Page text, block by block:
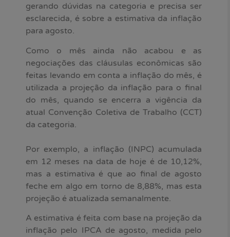
gerando dúvidas na categoria e precisa ser
esclarecida, é sobre a estimativa da inflação
para agosto.
Como o mês ainda não acabou e as
negociações das cláusulas econômicas são
feitas levando em conta a inflação do mês, é
utilizada a projeção da inflação para o final
do mês, quando se encerra a vigência da
atual Convenção Coletiva de Trabalho (CCT)
da categoria.
Por exemplo, a inflação (INPC) acumulada
em 12 meses na data de hoje é de 10,12%,
mas a estimativa é que ao final de agosto
feche em algo em torno de 8,88%, mas esta
projeção é atualizada semanalmente.
A estimativa é feita com base na projeção da
inflação pelo IPCA de agosto, medida pelo